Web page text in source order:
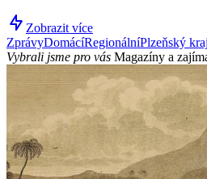
Zobrazit více
ZprávyDomácíRegionálníPlzeňský kraj
Vybrali jsme pro vás Magazíny a